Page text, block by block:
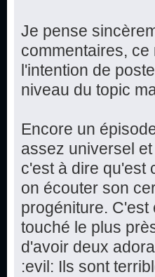
Je pense
commentaires,
l'intention de
niveau du topic
Encore un
assez universel
c'est à dire qu'est
on écouter son
progéniture.
touché le plus
d'avoir deux
:evil: Ils sont